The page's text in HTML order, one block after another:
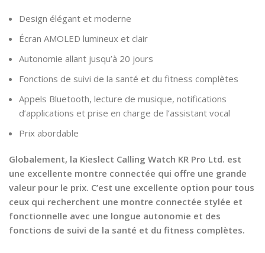
Design élégant et moderne
Écran AMOLED lumineux et clair
Autonomie allant jusqu’à 20 jours
Fonctions de suivi de la santé et du fitness complètes
Appels Bluetooth, lecture de musique, notifications
d’applications et prise en charge de l’assistant vocal
Prix abordable
Globalement, la Kieslect Calling Watch KR Pro Ltd. est
une excellente montre connectée qui offre une grande
valeur pour le prix. C’est une excellente option pour tous
ceux qui recherchent une montre connectée stylée et
fonctionnelle avec une longue autonomie et des
fonctions de suivi de la santé et du fitness complètes.